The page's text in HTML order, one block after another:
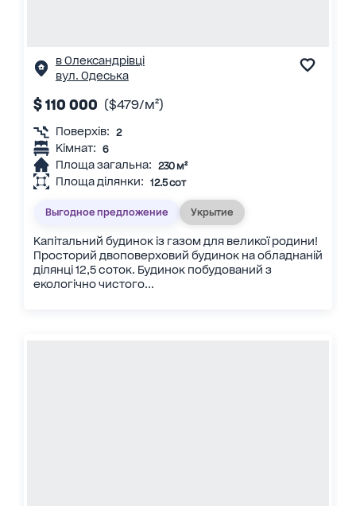
в Олександрівці
вул. Одеська
$ 110 000 ($479/м²)
Поверхів: 2
Кімнат: 6
Площа загальна: 230 м²
Площа ділянки: 12.5 сот
Выгодное предложение Укрытие
Капітальний будинок із газом для великої родини!
Просторий двоповерховий будинок на обладнаній
ділянці 12,5 соток. Будинок побудований з
екологічно чистого...